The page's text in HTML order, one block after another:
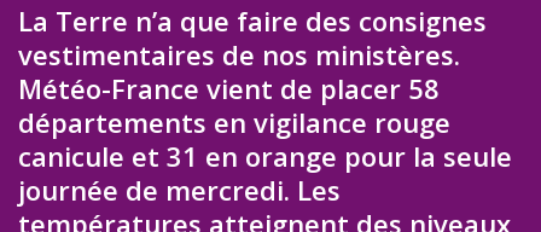
La Terre n’a que faire des consignes
vestimentaires de nos ministères.
Météo-France vient de placer 58
départements en vigilance rouge
canicule et 31 en orange pour la seule
journée de mercredi. Les
températures atteignent des niveaux